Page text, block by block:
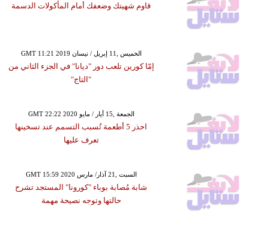
قاوم شهيتك وضعفك أمام المأكولات الدسمة
GMT 11:21 2019 الخميس ,11 إبريل / نيسان
إمّا كورين تلعب دور "ديانا" في الجزء الثاني من
"التاج"
GMT 22:22 2020 الجمعة ,15 أيار / مايو
احذر 5 أطعمة تُسبب التسمم عند تسخينها
تعرف عليها
GMT 15:59 2020 السبت ,21 آذار/ مارس
شابة مُصابة بوباء "كورونا" المستجد تشرح
حالتها وتوجه نصيحة مهمة